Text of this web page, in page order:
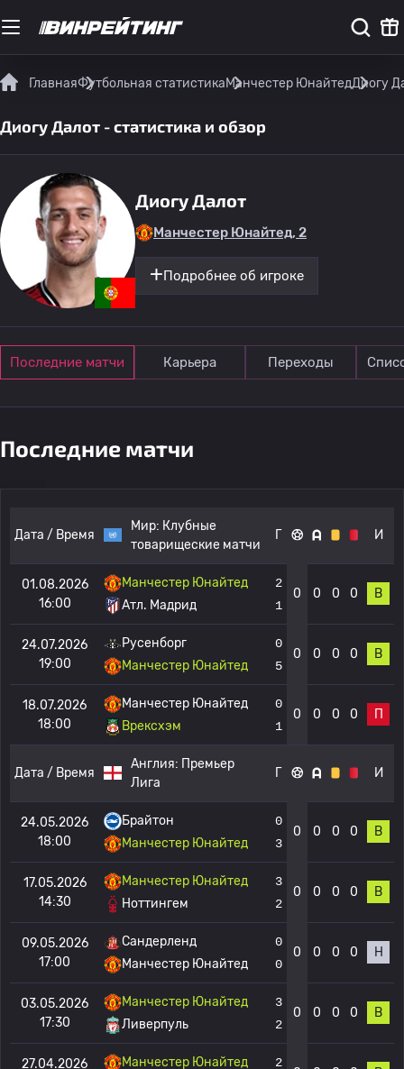
ГлавнаяФутбольная статистикаМанчестер ЮнайтедДиогу
Диогу Далот - статистика и обзор
Диогу Далот
Манчестер Юнайтед, 2
Подробнее об игроке
Последние матчи Карьера Переходы
Последние матчи
Дата / Время
Мир: Клубные
товарищеские матчи
Г И
01.08.2026
16:00
Манчестер Юнайтед
Атл. Мадрид
2
1
0 0 0 0 В
24.07.2026
19:00
Русенборг
Манчестер Юнайтед
0
5
0 0 0 0 В
18.07.2026
18:00
Манчестер Юнайтед
Врексхэм
0
1
0 0 0 0 П
Дата / Время
Англия: Премьер
Лига
Г И
24.05.2026
18:00
Брайтон
Манчестер Юнайтед
0
3
0 0 0 0 В
17.05.2026
14:30
Манчестер Юнайтед
Ноттингем
3
2
0 0 0 0 В
09.05.2026
17:00
Сандерленд
Манчестер Юнайтед
0
0
0 0 0 0 Н
03.05.2026
17:30
Манчестер Юнайтед
Ливерпуль
3
2
0 0 0 0 В
27.04.2026
Манчестер Юнайтед
2